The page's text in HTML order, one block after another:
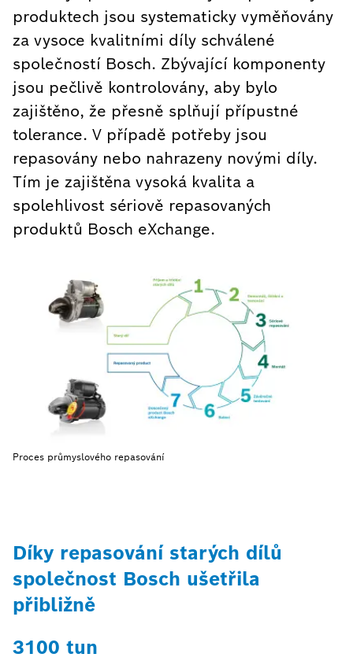
produktech jsou systematicky vyměňovány
za vysoce kvalitními díly schválené
společností Bosch. Zbývající komponenty
jsou pečlivě kontrolovány, aby bylo
zajištěno, že přesně splňují přípustné
tolerance. V případě potřeby jsou
repasovány nebo nahrazeny novými díly.
Tím je zajištěna vysoká kvalita a
spolehlivost sériově repasovaných
produktů Bosch eXchange.
Proces průmyslového repasování
Díky repasování starých dílů
společnost Bosch ušetřila
přibližně
3100 tun